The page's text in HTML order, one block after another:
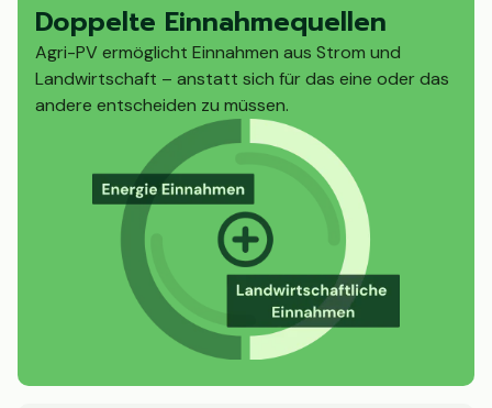
Doppelte Einnahmequellen
Agri-PV ermöglicht Einnahmen aus Strom und
Landwirtschaft – anstatt sich für das eine oder das
andere entscheiden zu müssen.